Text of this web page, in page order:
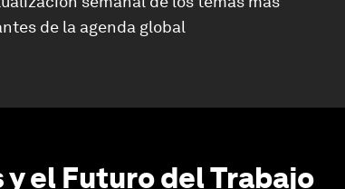
de la agenda global
y el Futuro del Trabajo